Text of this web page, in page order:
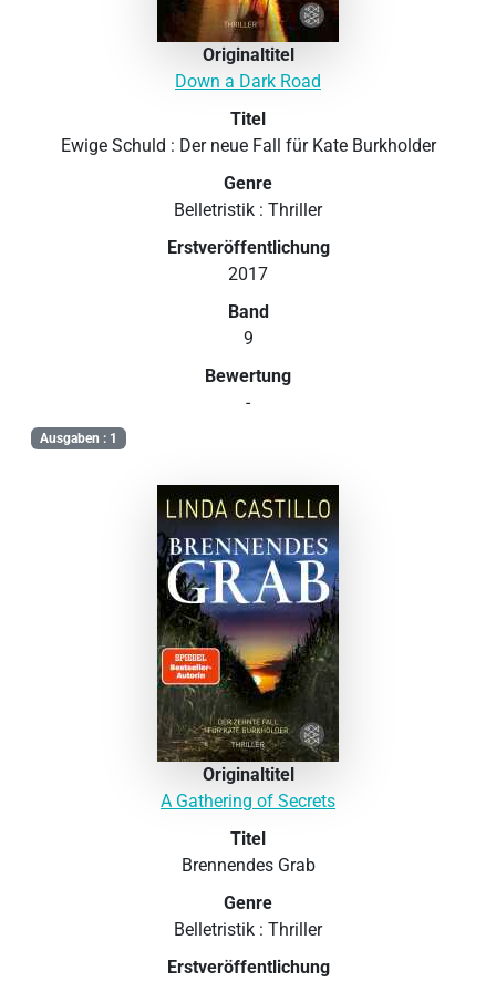
Originaltitel
Down a Dark Road
Titel
Ewige Schuld : Der neue Fall für Kate Burkholder
Genre
Belletristik : Thriller
Erstveröffentlichung
2017
Band
9
Bewertung
-
Ausgaben : 1
Originaltitel
A Gathering of Secrets
Titel
Brennendes Grab
Genre
Belletristik : Thriller
Erstveröffentlichung